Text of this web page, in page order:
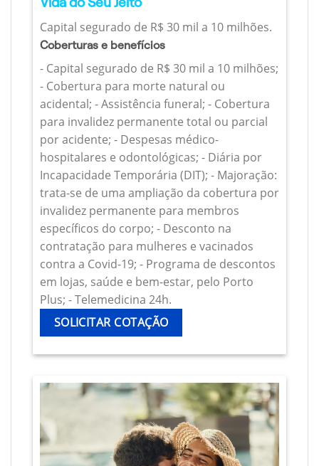
Capital segurado de R$ 30 mil a 10 milhões.
Coberturas e benefícios
- Capital segurado de R$ 30 mil a 10 milhões;
- Cobertura para morte natural ou
acidental; - Assistência funeral; - Cobertura
para invalidez permanente total ou parcial
por acidente; - Despesas médico-
hospitalares e odontológicas; - Diária por
Incapacidade Temporária (DIT); - Majoração:
trata-se de uma ampliação da cobertura por
invalidez permanente para membros
específicos do corpo; - Desconto na
contratação para mulheres e vacinados
contra a Covid-19; - Programa de descontos
em lojas, saúde e bem-estar, pelo Porto
Plus; - Telemedicina 24h.
SOLICITAR COTAÇÃO